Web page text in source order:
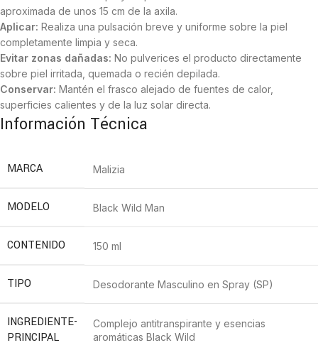
aproximada de unos 15 cm de la axila.
Aplicar: Realiza una pulsación breve y uniforme sobre la piel
completamente limpia y seca.
Evitar zonas dañadas: No pulverices el producto directamente
sobre piel irritada, quemada o recién depilada.
Conservar: Mantén el frasco alejado de fuentes de calor,
superficies calientes y de la luz solar directa.
Información Técnica
MARCA Malizia
MODELO Black Wild Man
CONTENIDO 150 ml
TIPO Desodorante Masculino en Spray (SP)
INGREDIENTE-
PRINCIPAL
Complejo antitranspirante y esencias
aromáticas Black Wild